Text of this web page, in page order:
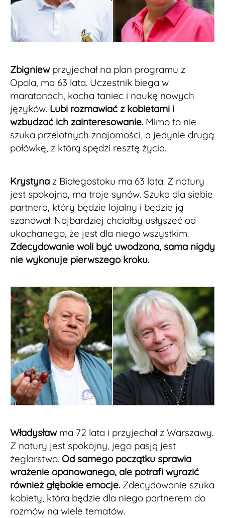
Zbigniewprzyjechał na plan programu z
Opola, ma 63 lata. Uczestnik biega w
maratonach, kocha taniec i naukę nowych
języków. Lubi rozmawiać z kobietami i
wzbudzać ich zainteresowanie.Mimo to nie
szuka przelotnych znajomości, a jedynie drugą
połówkę, z którą spędzi resztę życia.
Krystyna z Białegostoku ma 63 lata. Z natury
jest spokojna, ma troje synów. Szuka dla siebie
partnera, który będzie lojalny i będzie ją
szanował. Najbardziej chciałby usłyszeć od
ukochanego, że jest dla niego wszystkim.
Zdecydowanie woli być uwodzona, sama nigdy
nie wykonuje pierwszego kroku.
Władysławma 72 lata i przyjechał z Warszawy.
Z natury jest spokojny, jego pasją jest
żeglarstwo. Od samego początku sprawia
wrażenie opanowanego, ale potrafi wyrazić
również głębokie emocje.Zdecydowanie szuka
kobiety, która będzie dla niego partnerem do
rozmów na wiele tematów.